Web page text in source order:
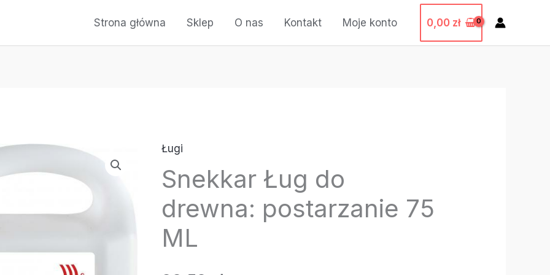
Strona główna Sklep O nas Kontakt Moje konto 0,00 zł
Ługi
Snekkar Ług do
drewna: postarzanie 75
ML